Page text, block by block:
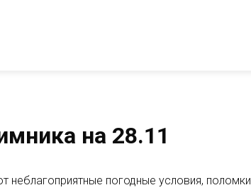
на 28.11
погодные условия, поломки